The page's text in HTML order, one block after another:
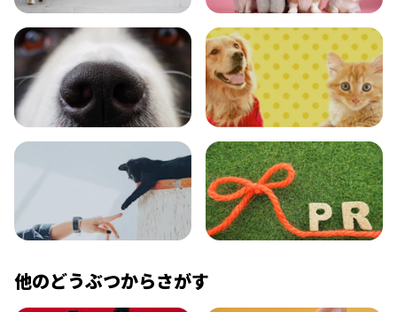
おでかけ 図鑑
エンタメ クイズ
他のどうぶつからさがす